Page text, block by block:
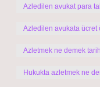
Azledilen avukat para
Azledilen avukata ücret
Azletmek ne demek tarih
Hukukta azletmek ne